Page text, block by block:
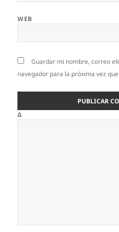
WEB
Guardar mi nombre, correo
navegador para la próxima vez
Δ